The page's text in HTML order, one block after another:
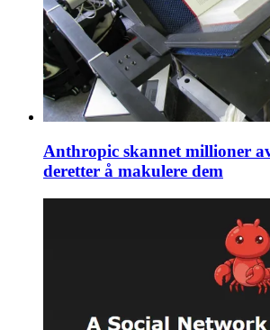
Anthropic skannet millioner
deretter å makulere dem